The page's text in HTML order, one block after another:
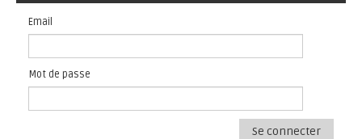
Email
Mot de passe
Se connecter